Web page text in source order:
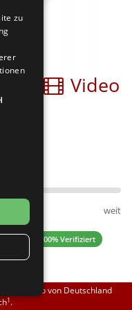
Video
weit
✓ 100% Verifiziert
innerhalb von Deutschland
1.
zu